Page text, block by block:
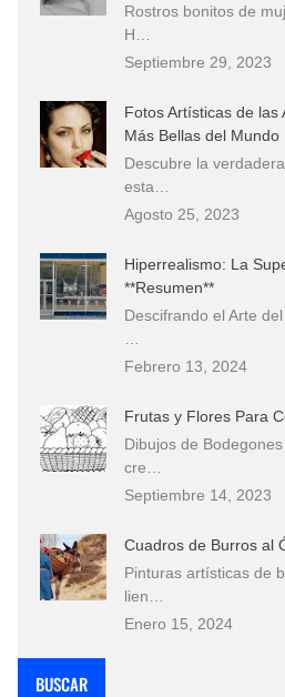
Rostros bonitos de
H…
Septiembre 29, 2023
Fotos Artísticas de las
Más Bellas del Mundo
Descubre la
esta…
Agosto 25, 2023
Hiperrealismo: La
**Resumen**
Descifrando el Arte
Febrero 13, 2024
Frutas y Flores Para
Dibujos de
cre…
Septiembre 14, 2023
Cuadros de Burros al
Pinturas artísticas de
lien…
Enero 15, 2024
BUSCAR